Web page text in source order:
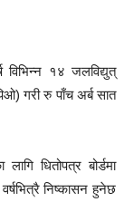
विभिन्न १४ जलविद्युत्
गरी रु पाँच अर्ब सात
धितोपत्र बोर्डमा
निष्कासन हुनेछ